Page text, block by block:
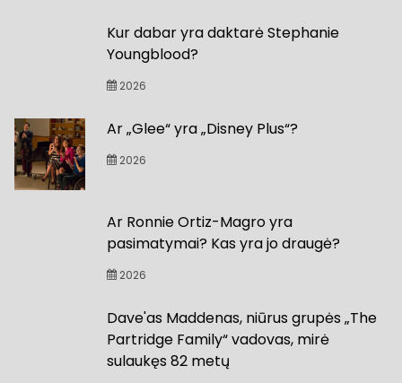
Kur dabar yra daktarė Stephanie
Youngblood?
2026
Ar „Glee“ yra „Disney Plus“?
2026
Ar Ronnie Ortiz-Magro yra
pasimatymai? Kas yra jo draugė?
2026
Dave'as Maddenas, niūrus grupės „The
Partridge Family“ vadovas, mirė
sulaukęs 82 metų